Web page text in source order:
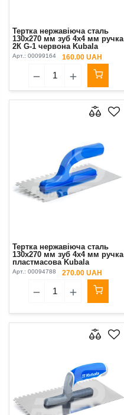
Тертка нержавіюча сталь
130х270 мм зуб 4х4 мм ручка
2К G-1 червона Kubala
Арт.: 00099164 160.00 UAH
Тертка нержавіюча сталь
130х270 мм зуб 4х4 мм ручка
пластмасова Kubala
Арт.: 00094788 270.00 UAH